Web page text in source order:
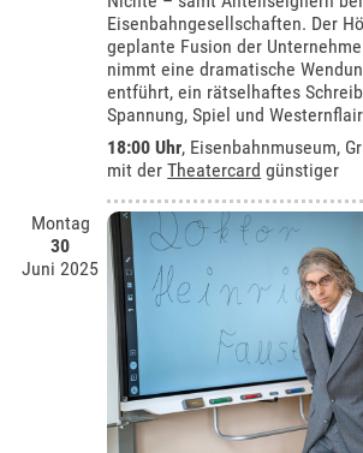
Eisenbahngesellschaften. Der
geplante Fusion der
nimmt eine dramatische
entführt, ein rätselhaftes
Spannung, Spiel und
18:00 Uhr, Eisenbahnmuseum,
mit derTheatercard günstiger
Montag
30
Juni 2025